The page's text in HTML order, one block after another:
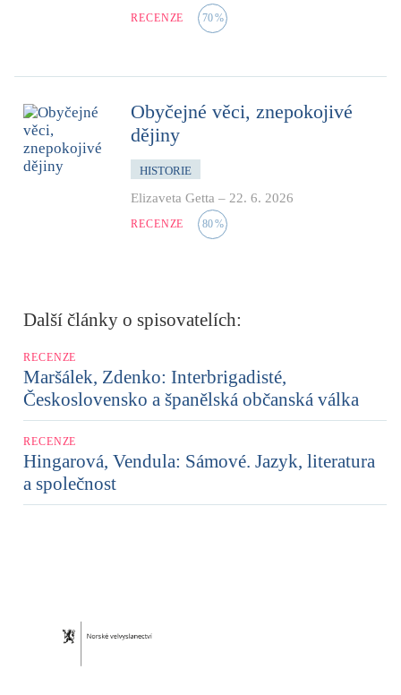
RECENZE 70%
Obyčejné věci, znepokojivé
dějiny
HISTORIE
Elizaveta Getta – 22. 6. 2026
RECENZE 80%
Další články o spisovatelích:
RECENZE
Maršálek, Zdenko: Interbrigadisté,
Československo a španělská občanská válka
RECENZE
Hingarová, Vendula: Sámové. Jazyk, literatura
a společnost